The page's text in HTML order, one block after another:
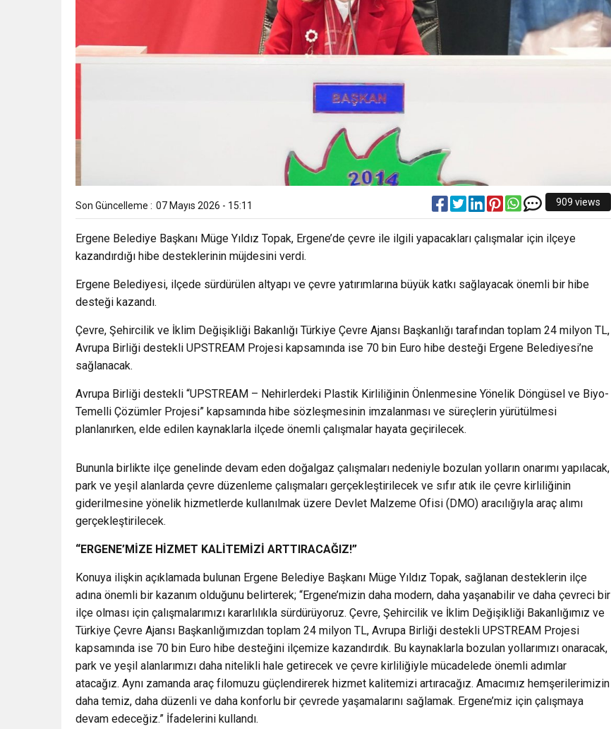
Son Güncelleme : 07 Mayıs 2026 - 15:11 909 views
Ergene Belediye Başkanı Müge Yıldız Topak, Ergene’de çevre ile ilgili yapacakları çalışmalar için ilçeye
kazandırdığı hibe desteklerinin müjdesini verdi.
Ergene Belediyesi, ilçede sürdürülen altyapı ve çevre yatırımlarına büyük katkı sağlayacak önemli bir hibe
desteği kazandı.
Çevre, Şehircilik ve İklim Değişikliği Bakanlığı Türkiye Çevre Ajansı Başkanlığı tarafından toplam 24 milyon TL,
Avrupa Birliği destekli UPSTREAM Projesi kapsamında ise 70 bin Euro hibe desteği Ergene Belediyesi’ne
sağlanacak.
Avrupa Birliği destekli “UPSTREAM – Nehirlerdeki Plastik Kirliliğinin Önlenmesine Yönelik Döngüsel ve Biyo-
Temelli Çözümler Projesi” kapsamında hibe sözleşmesinin imzalanması ve süreçlerin yürütülmesi
planlanırken, elde edilen kaynaklarla ilçede önemli çalışmalar hayata geçirilecek.
Bununla birlikte ilçe genelinde devam eden doğalgaz çalışmaları nedeniyle bozulan yolların onarımı yapılacak,
park ve yeşil alanlarda çevre düzenleme çalışmaları gerçekleştirilecek ve sıfır atık ile çevre kirliliğinin
giderilmesine yönelik hizmetlerde kullanılmak üzere Devlet Malzeme Ofisi (DMO) aracılığıyla araç alımı
gerçekleştirilecek.
“ERGENE’MİZE HİZMET KALİTEMİZİ ARTTIRACAĞIZ!”
Konuya ilişkin açıklamada bulunan Ergene Belediye Başkanı Müge Yıldız Topak, sağlanan desteklerin ilçe
adına önemli bir kazanım olduğunu belirterek; “Ergene’mizin daha modern, daha yaşanabilir ve daha çevreci bir
ilçe olması için çalışmalarımızı kararlılıkla sürdürüyoruz. Çevre, Şehircilik ve İklim Değişikliği Bakanlığımız ve
Türkiye Çevre Ajansı Başkanlığımızdan toplam 24 milyon TL, Avrupa Birliği destekli UPSTREAM Projesi
kapsamında ise 70 bin Euro hibe desteğini ilçemize kazandırdık. Bu kaynaklarla bozulan yollarımızı onaracak,
park ve yeşil alanlarımızı daha nitelikli hale getirecek ve çevre kirliliğiyle mücadelede önemli adımlar
atacağız. Aynı zamanda araç filomuzu güçlendirerek hizmet kalitemizi artıracağız. Amacımız hemşerilerimizin
daha temiz, daha düzenli ve daha konforlu bir çevrede yaşamalarını sağlamak. Ergene’miz için çalışmaya
devam edeceğiz.” İfadelerini kullandı.